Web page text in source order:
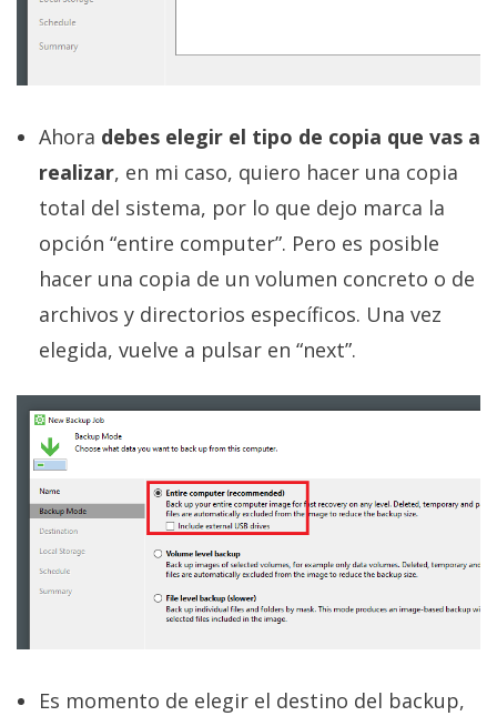
Ahora debes elegir el tipo de copia que vas a
realizar, en mi caso, quiero hacer una copia
total del sistema, por lo que dejo marca la
opción “entire computer”. Pero es posible
hacer una copia de un volumen concreto o de
archivos y directorios específicos. Una vez
elegida, vuelve a pulsar en “next”.
Es momento de elegir el destino del backup,